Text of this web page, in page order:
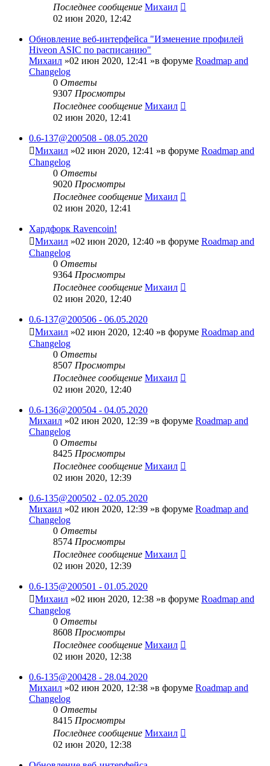
Последнее сообщение Михаил
02 июн 2020, 12:42
Обновление веб-интерфейса "Изменение профилей
Hiveon ASIC по расписанию"
Михаил »02 июн 2020, 12:41 »в форуме Roadmap and
Changelog
0 Ответы
9307 Просмотры
Последнее сообщение Михаил
02 июн 2020, 12:41
0.6-137@200508 - 08.05.2020
Михаил »02 июн 2020, 12:41 »в форуме Roadmap and
Changelog
0 Ответы
9020 Просмотры
Последнее сообщение Михаил
02 июн 2020, 12:41
Хардфорк Ravencoin!
Михаил »02 июн 2020, 12:40 »в форуме Roadmap and
Changelog
0 Ответы
9364 Просмотры
Последнее сообщение Михаил
02 июн 2020, 12:40
0.6-137@200506 - 06.05.2020
Михаил »02 июн 2020, 12:40 »в форуме Roadmap and
Changelog
0 Ответы
8507 Просмотры
Последнее сообщение Михаил
02 июн 2020, 12:40
0.6-136@200504 - 04.05.2020
Михаил »02 июн 2020, 12:39 »в форуме Roadmap and
Changelog
0 Ответы
8425 Просмотры
Последнее сообщение Михаил
02 июн 2020, 12:39
0.6-135@200502 - 02.05.2020
Михаил »02 июн 2020, 12:39 »в форуме Roadmap and
Changelog
0 Ответы
8574 Просмотры
Последнее сообщение Михаил
02 июн 2020, 12:39
0.6-135@200501 - 01.05.2020
Михаил »02 июн 2020, 12:38 »в форуме Roadmap and
Changelog
0 Ответы
8608 Просмотры
Последнее сообщение Михаил
02 июн 2020, 12:38
0.6-135@200428 - 28.04.2020
Михаил »02 июн 2020, 12:38 »в форуме Roadmap and
Changelog
0 Ответы
8415 Просмотры
Последнее сообщение Михаил
02 июн 2020, 12:38